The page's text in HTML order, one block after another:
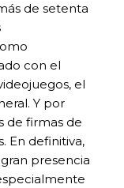
de setenta
con el
el
Y por
de firmas de
En definitiva,
presencia